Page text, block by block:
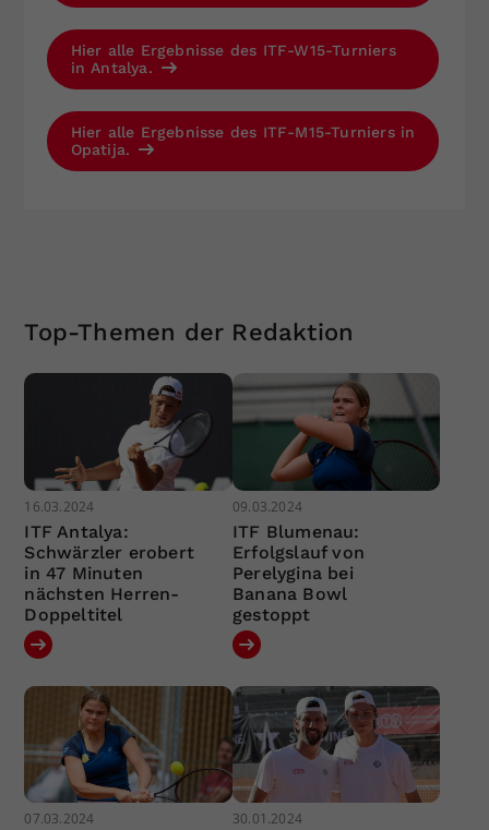
Hier alle Ergebnisse des ITF-W15-Turniers
in Antalya.
Hier alle Ergebnisse des ITF-M15-Turniers in
Opatija.
Top-Themen der Redaktion
16.03.2024
ITF Antalya:
Schwärzler erobert
in 47 Minuten
nächsten Herren-
Doppeltitel
09.03.2024
ITF Blumenau:
Erfolgslauf von
Perelygina bei
Banana Bowl
gestoppt
07.03.2024 30.01.2024